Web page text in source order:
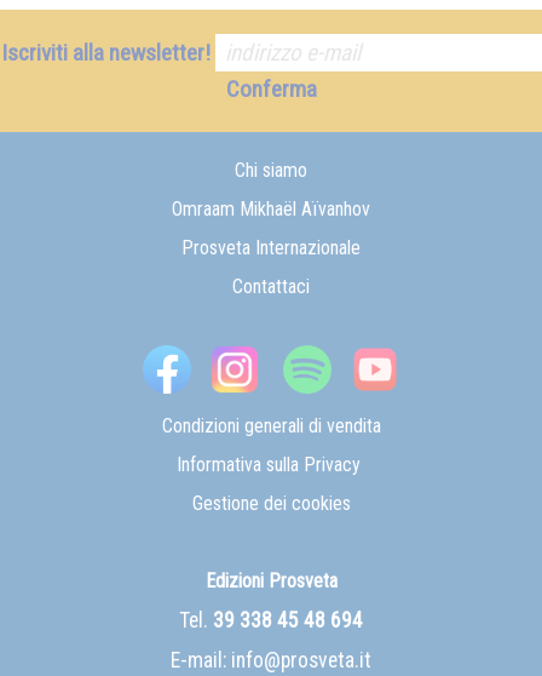
Iscriviti alla newsletter!
Conferma
Chi siamo
Omraam Mikhaël Aïvanhov
Prosveta Internazionale
Contattaci
Condizioni generali di vendita
Informativa sulla Privacy
Gestione dei cookies
Edizioni Prosveta
Tel. 39 338 45 48 694
E-mail: info@prosveta.it